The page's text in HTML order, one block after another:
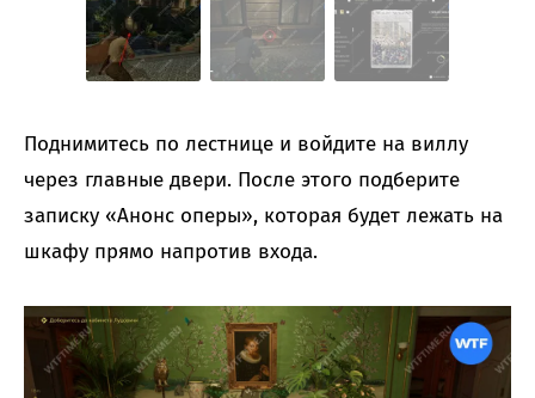
Поднимитесь по лестнице и войдите на виллу
через главные двери. После этого подберите
записку «‎Анонс оперы», которая будет лежать на
шкафу прямо напротив входа.